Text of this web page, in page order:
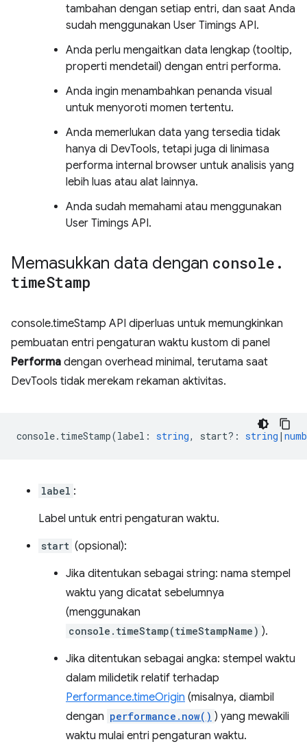
tambahan dengan setiap entri, dan saat Anda
sudah menggunakan User Timings API.
Anda perlu mengaitkan data lengkap (tooltip,
properti mendetail) dengan entri performa.
Anda ingin menambahkan penanda visual
untuk menyoroti momen tertentu.
Anda memerlukan data yang tersedia tidak
hanya di DevTools, tetapi juga di linimasa
performa internal browser untuk analisis yang
lebih luas atau alat lainnya.
Anda sudah memahami atau menggunakan
User Timings API.
Memasukkan data dengan console .
timeStamp
console.timeStamp API diperluas untuk memungkinkan
pembuatan entri pengaturan waktu kustom di panel
Performa dengan overhead minimal, terutama saat
DevTools tidak merekam rekaman aktivitas.
console. timeStamp(label : string, start? : string |
label :
Label untuk entri pengaturan waktu.
start (opsional):
Jika ditentukan sebagai string: nama stempel
waktu yang dicatat sebelumnya
(menggunakan
console.timeStamp(timeStampName) ).
Jika ditentukan sebagai angka: stempel waktu
dalam milidetik relatif terhadap
Performance.timeOrigin (misalnya, diambil
dengan performance.now() ) yang mewakili
waktu mulai entri pengaturan waktu.